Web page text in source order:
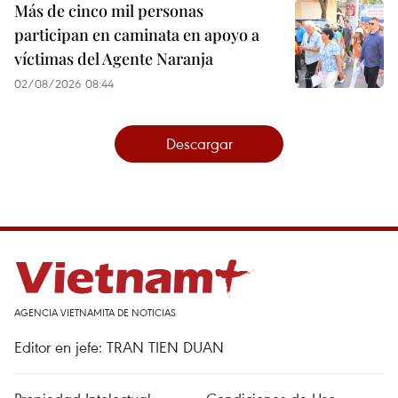
Más de cinco mil personas
participan en caminata en apoyo a
víctimas del Agente Naranja
02/08/2026 08:44
Descargar
AGENCIA VIETNAMITA DE NOTICIAS
Editor en jefe: TRAN TIEN DUAN